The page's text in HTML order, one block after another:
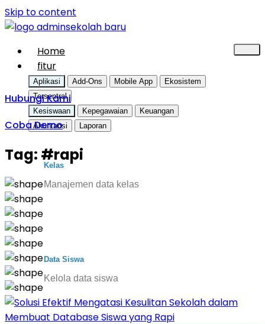
Skip to content
Home
fitur
Aplikasi Add-Ons Mobile App
Ekosistem
Tersentral
Kesiswaan
Kepegawaian
Keuangan
Akuntansi
Laporan
Kelas
Manajemen data kelas
Data Siswa
Kelola data siswa
Hubungi Kami
Coba Demo
Tag: #rapi